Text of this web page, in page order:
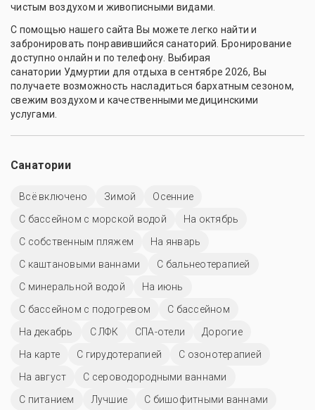
чистым воздухом и живописными видами.
С помощью нашего сайта Вы можете легко найти и
забронировать понравившийся санаторий. Бронирование
доступно онлайн и по телефону. Выбирая
санатории Удмуртии для отдыха в сентябре 2026, Вы
получаете возможность насладиться бархатным сезоном,
свежим воздухом и качественными медицинскими
услугами.
Санатории
Всё включено Зимой
Осенние
С бассейном с морской водой
На октябрь
С собственным пляжем
На январь
С каштановыми ваннами
С бальнеотерапией
С минеральной водой
На июнь
С бассейном с подогревом
C бассейном
На декабрь
С ЛФК СПА-отели
Дорогие
На карте
С гирудотерапией
С озонотерапией
На август
С сероводородными ваннами
С питанием
Лучшие С бишофитными ваннами